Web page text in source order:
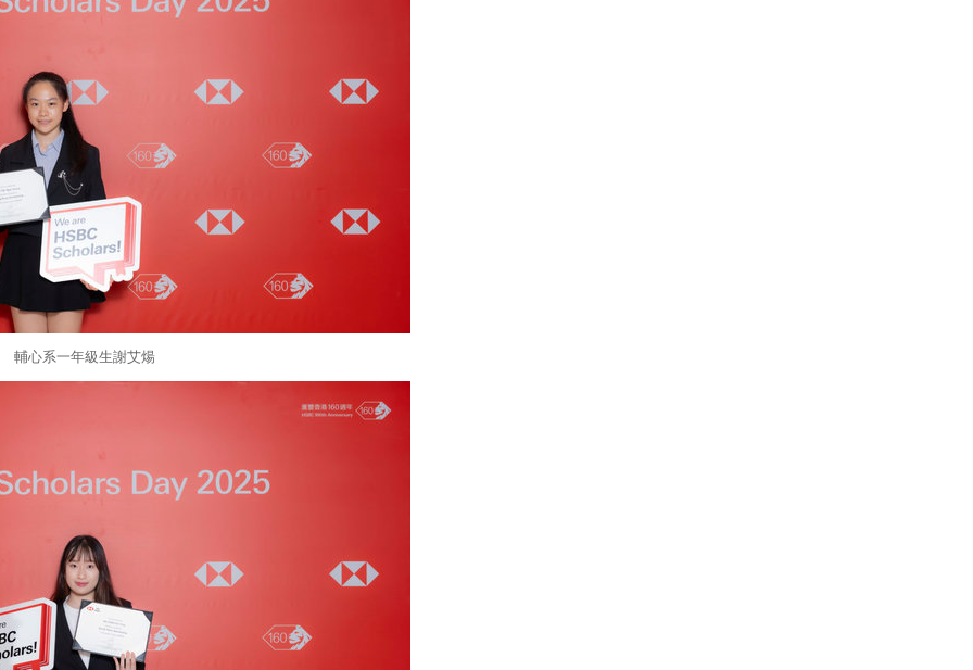
輔心系一年級生謝艾煬